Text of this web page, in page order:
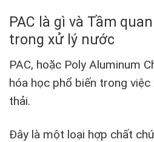
PAC là gì và Tầm
trong xử lý nước
PAC, hoặc Poly Aluminum
hóa học phổ biến trong
thải.
Đây là một loại hợp chất